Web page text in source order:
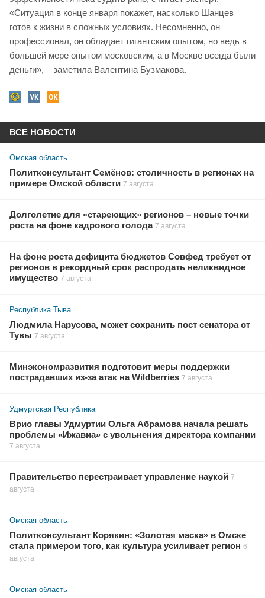
«Ситуация в конце января покажет, насколько Шанцев
готов к жизни в сложных условиях. Несомненно, он
профессионал, он обладает гигантским опытом, но ведь в
большей мере опытом московским, а в Москве всегда были
деньги», – заметила Валентина Бузмакова.
ВСЕ НОВОСТИ
Омская область
Политконсультант Семёнов: столичность в регионах на
примере Омской области 7 августа
Долголетие для «стареющих» регионов – новые точки
роста на фоне кадрового голода 7 августа
На фоне роста дефицита бюджетов Совфед требует от
регионов в рекордный срок распродать неликвидное
имущество 7 августа
Республика Тыва
Людмила Нарусова, может сохранить пост сенатора от
Тувы 7 августа
Минэкономразвития подготовит меры поддержки
пострадавших из-за атак на Wildberries 7 августа
Удмуртская Республика
Врио главы Удмуртии Ольга Абрамова начала решать
проблемы «Ижавиа» с увольнения директора компании
7 августа
Правительство перестраивает управление наукой 7
августа
Омская область
Политконсультант Корякин: «Золотая маска» в Омске
стала примером того, как культура усиливает регион 6
августа
Омская область